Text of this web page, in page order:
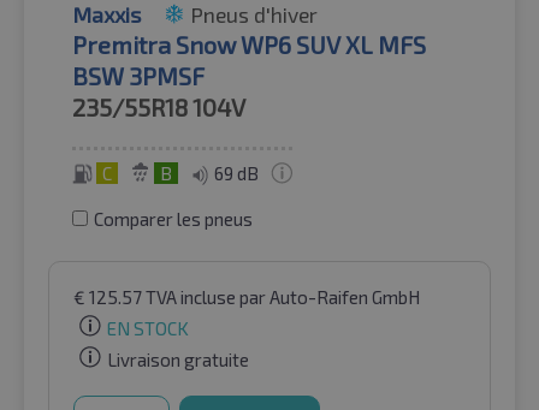
Maxxis Pneus d'hiver
Premitra Snow WP6 SUV XL MFS
BSW 3PMSF
235/55R18104V
C B 69 dB
Comparer les pneus
€ 125.57TVA incluse par Auto-Raifen GmbH
EN STOCK
Livraison gratuite